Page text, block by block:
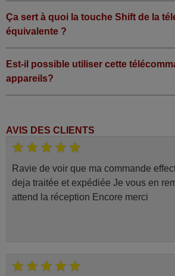
Ça sert à quoi la touche Shift de la
équivalente ?
Est-il possible utiliser cette
appareils?
AVIS DES CLIENTS
Ravie de voir que ma commande
deja traitée et expédiée Je vous en
attend la réception Encore merci